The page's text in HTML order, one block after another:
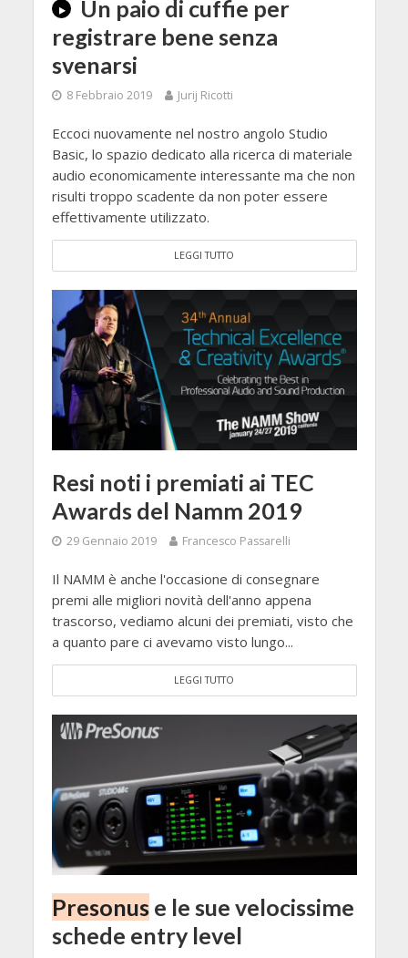
Un paio di cuffie per
registrare bene senza
svenarsi
8 Febbraio 2019 Jurij Ricotti
Eccoci nuovamente nel nostro angolo Studio
Basic, lo spazio dedicato alla ricerca di materiale
audio economicamente interessante ma che non
risulti troppo scadente da non poter essere
effettivamente utilizzato.
LEGGI TUTTO
Resi noti i premiati ai TEC
Awards del Namm 2019
29 Gennaio 2019 Francesco Passarelli
Il NAMM è anche l'occasione di consegnare
premi alle migliori novità dell'anno appena
trascorso, vediamo alcuni dei premiati, visto che
a quanto pare ci avevamo visto lungo...
LEGGI TUTTO
Presonuse le sue velocissime
schede entry level